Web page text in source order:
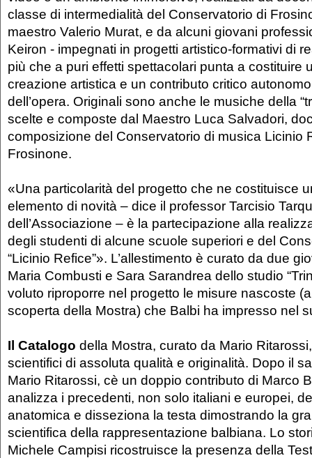
classe di intermedialità del Conservatorio di
maestro Valerio Murat, e da alcuni giovani
Keiron - impegnati in progetti artistico-formativi di
più che a puri effetti spettacolari punta a costituire
creazione artistica e un contributo critico
dell’opera. Originali sono anche le musiche della
scelte e composte dal Maestro Luca Salvadori,
composizione del Conservatorio di musica Licinio
Frosinone.
«Una particolarità del progetto che ne costituisce
elemento di novità – dice il professor Tarcisio
dell’Associazione – è la partecipazione alla
degli studenti di alcune scuole superiori e del
“Licinio Refice”». L’allestimento è curato da due
Maria Combusti e Sara Sarandrea dello studio
voluto riproporre nel progetto le misure nascoste
scoperta della Mostra) che Balbi ha impresso nel
Il Catalogo della Mostra, curato da Mario
scientifici di assoluta qualità e originalità. Dopo il
Mario Ritarossi, cè un doppio contributo di Marco
analizza i precedenti, non solo italiani e europei,
anatomica e disseziona la testa dimostrando la
scientifica della rappresentazione balbiana. Lo
Michele Campisi ricostruisce la presenza della